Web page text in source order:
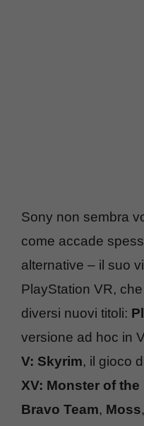
Sony non sembra
come accade
alternative – il suo
PlayStation VR,
diversi nuovi titoli:
versione ad hoc in
V: Skyrim, il gioco
XV: Monster of the
Bravo Team, Moss,